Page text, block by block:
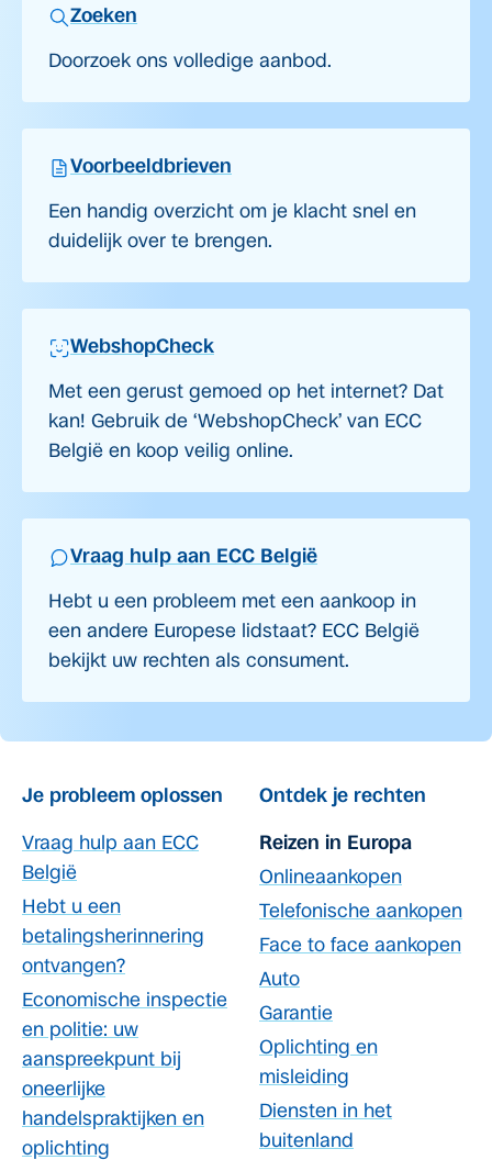
Zoeken
Doorzoek ons volledige aanbod.
Voorbeeldbrieven
Een handig overzicht om je klacht snel en
duidelijk over te brengen.
WebshopCheck
Met een gerust gemoed op het internet? Dat
kan! Gebruik de ‘WebshopCheck’ van ECC
België en koop veilig online.
Vraag hulp aan ECC België
Hebt u een probleem met een aankoop in
een andere Europese lidstaat? ECC België
bekijkt uw rechten als consument.
Je probleem oplossen
Vraag hulp aan ECC
België
Hebt u een
betalingsherinnering
ontvangen?
Economische inspectie
en politie: uw
aanspreekpunt bij
oneerlijke
handelspraktijken en
oplichting
Ontdek je rechten
Reizen in Europa
Onlineaankopen
Telefonische aankopen
Face to face aankopen
Auto
Garantie
Oplichting en
misleiding
Diensten in het
buitenland